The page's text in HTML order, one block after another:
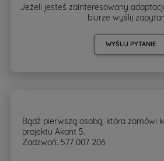
Jeżeli jesteś zainteresowany
biurze wyślij
WYŚLIJ PYTANIE
Bądź pierwszą osobą, która zamówi
projektu Akant 5.
Zadzwoń: 577 007 206